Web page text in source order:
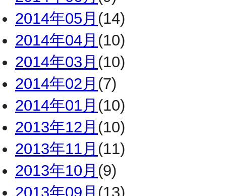
2014年05月 (14)
2014年04月 (10)
2014年03月 (10)
2014年02月 (7)
2014年01月 (10)
2013年12月 (10)
2013年11月 (11)
2013年10月 (9)
2013年09月 (13)